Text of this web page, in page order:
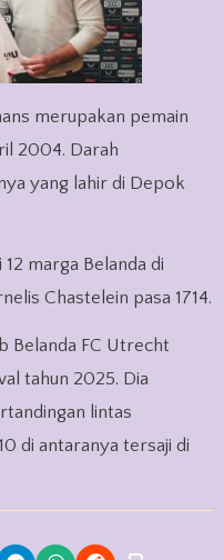
merupakan pemain
2004. Darah
yang lahir di Depok
marga Belanda di
Chastelein pasa 1714.
Belanda FC Utrecht
tahun 2025. Dia
lintas
di antaranya tersaji di